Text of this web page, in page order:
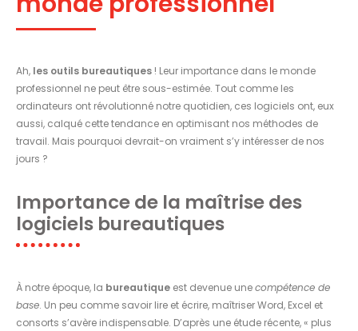
Ah, les outils bureautiques ! Leur importance dans le monde
professionnel ne peut être sous-estimée. Tout comme les
ordinateurs ont révolutionné notre quotidien, ces logiciels ont, eux
aussi, calqué cette tendance en optimisant nos méthodes de
travail. Mais pourquoi devrait-on vraiment s’y intéresser de nos
jours ?
Importance de la maîtrise des
logiciels bureautiques
À notre époque, la bureautique est devenue unecompétence de
base. Un peu comme savoir lire et écrire, maîtriser Word, Excel et
consorts s’avère indispensable. D’après une étude récente, « plus